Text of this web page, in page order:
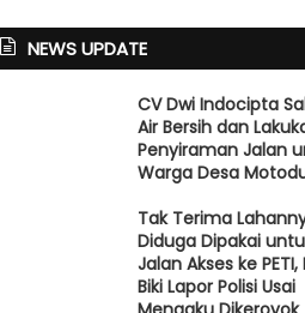
NEWS UPDATE
CV Dwi Indocipta
Air Bersih dan
Penyiraman Jalan
Warga Desa
Tak Terima
Diduga Dipakai
Jalan Akses ke PETI,
Biki Lapor Polisi Usai